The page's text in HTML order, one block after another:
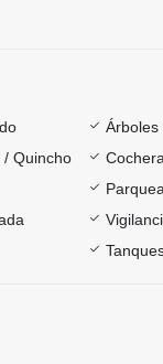
Árboles
/ Quincho